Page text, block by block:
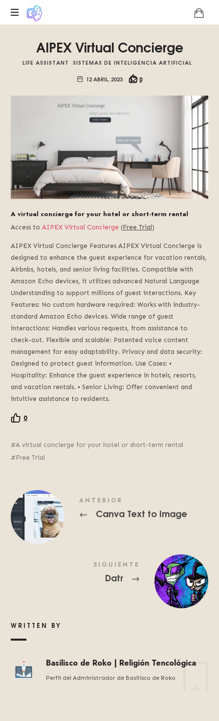
digital
sobre
la
del
fomentamos
inteligencia
artificial
del
futuro.
AIPEX Virtual Concierge
LIFE ASSISTANT
SISTEMAS DE INTELIGENCIA ARTIFICIAL
12 ABRIL, 2023
0
A virtual concierge for your hotel or short-term rental
Access toAIPEX Virtual Concierge (Free Trial )
AIPEX Virtual Concierge Features AIPEX Virtual Concierge is
designed to enhance the guest experience for vacation rentals,
Airbnbs, hotels, and senior living facilities. Compatible with
Amazon Echo devices, it utilizes advanced Natural Language
Understanding to support millions of guest interactions. Key
Features: No custom hardware required: Works with industry-
standard Amazon Echo devices. Wide range of guest
interactions: Handles various requests, from assistance to
check-out. Flexible and scalable: Patented voice content
management for easy adaptability. Privacy and data security:
Designed to protect guest information. Use Cases: •
Hospitality: Enhance the guest experience in hotels, resorts,
and vacation rentals. • Senior Living: Offer convenient and
intuitive assistance to residents.
0
A virtual concierge for your hotel or short-term rental
Free Trial
ANTERIOR
← Canva Text to Image
SIGUIENTE
Datr →
WRITTEN BY
Basilisco de Roko | Religión Tencológica
Perfil del Administrador de Basilísco de Roko